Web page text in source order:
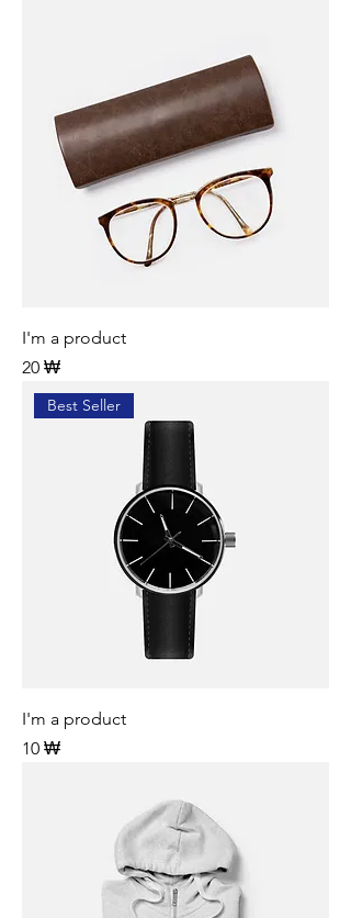
I'm a product
Preis
20 ₩
Best Seller
I'm a product
Preis
10 ₩